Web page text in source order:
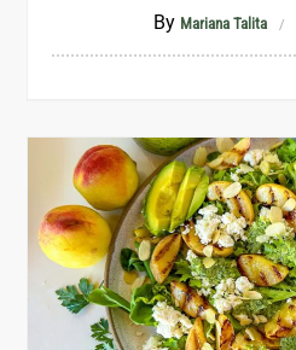
By Mariana Talita